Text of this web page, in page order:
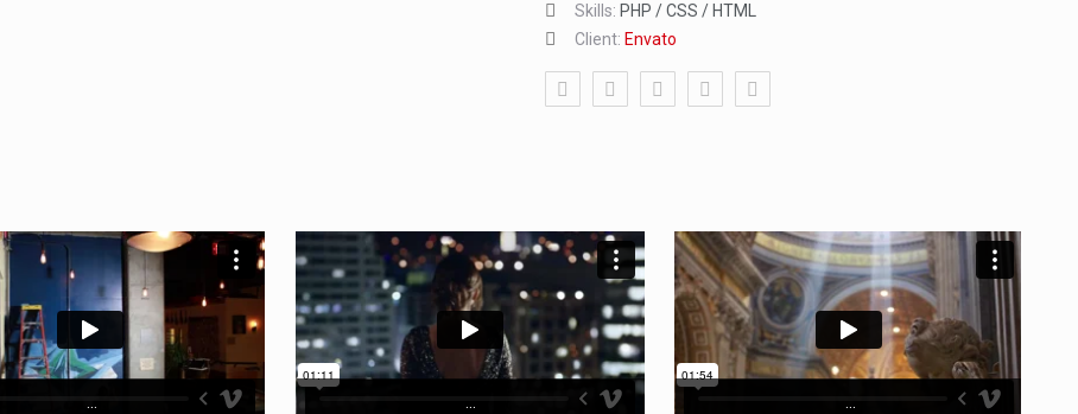
Skills: PHP / CSS / HTML
Client: Envato
... ... ...